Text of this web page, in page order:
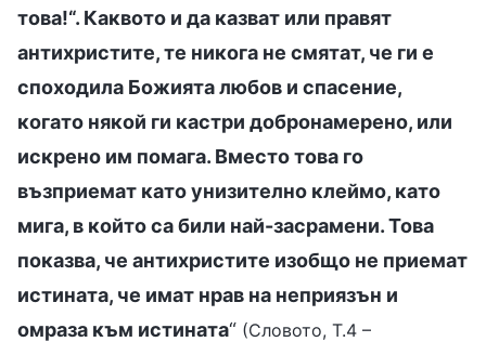
това!“. Каквото и да казват или правят
антихристите, те никога не смятат, че ги е
споходила Божията любов и спасение,
когато някой ги кастри добронамерено, или
искрено им помага. Вместо това го
възприемат като унизително клеймо, като
мига, в който са били най-засрамени. Това
показва, че антихристите изобщо не приемат
истината, че имат нрав на неприязън и
омраза към истината“ (Словото, Т.4 –